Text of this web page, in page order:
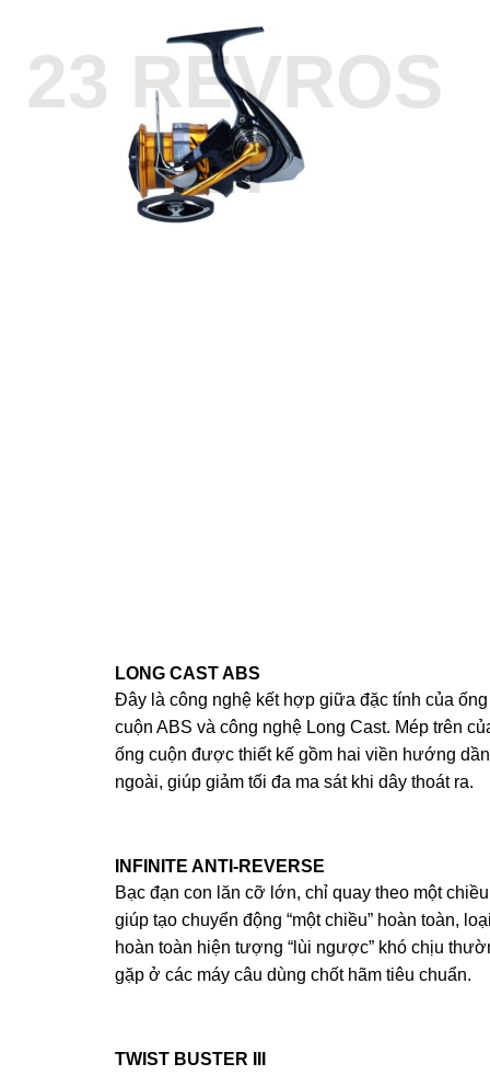
23 REVROS
LT
LONG CAST ABS
Đây là công nghệ kết hợp giữa đặc tính của ống
cuộn ABS và công nghệ Long Cast. Mép trên
ống cuộn được thiết kế gồm hai viền hướng
ngoài, giúp giảm tối đa ma sát khi dây thoát ra.
INFINITE ANTI-REVERSE
Bạc đạn con lăn cỡ lớn, chỉ quay theo một
giúp tạo chuyển động “một chiều” hoàn toàn,
hoàn toàn hiện tượng “lùi ngược” khó chịu
gặp ở các máy câu dùng chốt hãm tiêu chuẩn.
TWIST BUSTER III